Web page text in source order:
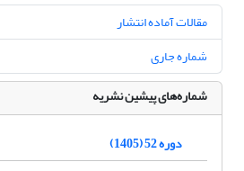
مقالات آماده انتشار
شماره جاری
شماره‌های پیشین نشریه
دوره 52 (1405)